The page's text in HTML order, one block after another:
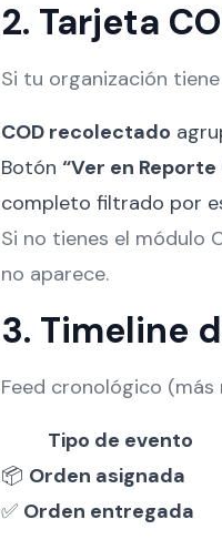
2. Tarjeta
Si tu organización
COD recolectado
Botón “Ver en Reporte
completo filtrado por
Si no tienes el módulo
no aparece.
3. Timeline
Feed cronológico
Tipo de evento
📦 Orden asignada
✅ Orden entregada